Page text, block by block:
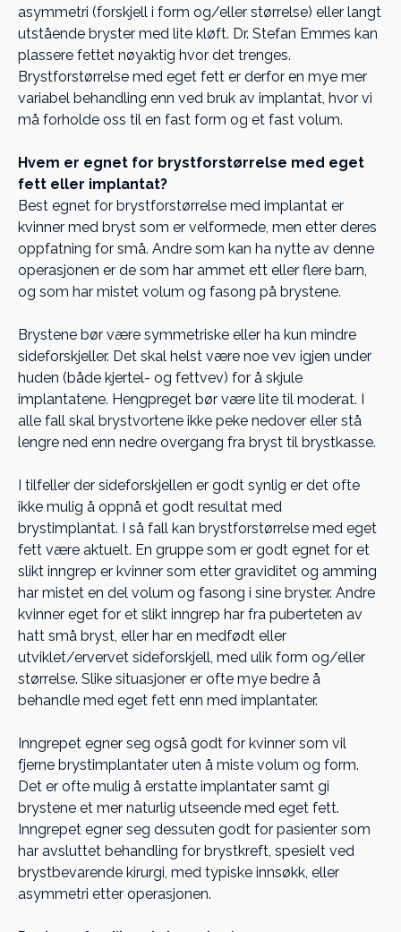
asymmetri (forskjell i form og/eller størrelse) eller langt
utstående bryster med lite kløft. Dr. Stefan Emmes kan
plassere fettet nøyaktig hvor det trenges.
Brystforstørrelse med eget fett er derfor en mye mer
variabel behandling enn ved bruk av implantat, hvor vi
må forholde oss til en fast form og et fast volum.
Hvem er egnet for brystforstørrelse med eget
fett eller implantat?
Best egnet for brystforstørrelse med implantat er
kvinner med bryst som er velformede, men etter deres
oppfatning for små. Andre som kan ha nytte av denne
operasjonen er de som har ammet ett eller flere barn,
og som har mistet volum og fasong på brystene.
Brystene bør være symmetriske eller ha kun mindre
sideforskjeller. Det skal helst være noe vev igjen under
huden (både kjertel- og fettvev) for å skjule
implantatene. Hengpreget bør være lite til moderat. I
alle fall skal brystvortene ikke peke nedover eller stå
lengre ned enn nedre overgang fra bryst til brystkasse.
I tilfeller der sideforskjellen er godt synlig er det ofte
ikke mulig å oppnå et godt resultat med
brystimplantat. I så fall kan brystforstørrelse med eget
fett være aktuelt. En gruppe som er godt egnet for et
slikt inngrep er kvinner som etter graviditet og amming
har mistet en del volum og fasong i sine bryster. Andre
kvinner eget for et slikt inngrep har fra puberteten av
hatt små bryst, eller har en medfødt eller
utviklet/ervervet sideforskjell, med ulik form og/eller
størrelse. Slike situasjoner er ofte mye bedre å
behandle med eget fett enn med implantater.
Inngrepet egner seg også godt for kvinner som vil
fjerne brystimplantater uten å miste volum og form.
Det er ofte mulig å erstatte implantater samt gi
brystene et mer naturlig utseende med eget fett.
Inngrepet egner seg dessuten godt for pasienter som
har avsluttet behandling for brystkreft, spesielt ved
brystbevarende kirurgi, med typiske innsøkk, eller
asymmetri etter operasjonen.